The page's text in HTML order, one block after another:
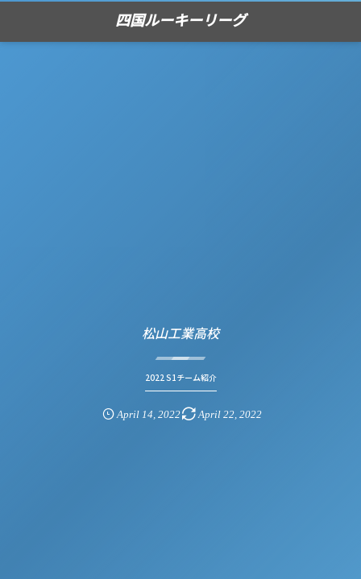
四国ルーキーリーグ
松山工業高校
2022 S1チーム紹介
April 14, 2022 April 22, 2022